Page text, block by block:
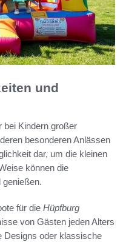
und
bei Kindern großer
besonderen Anlässen
dar, um die kleinen
können die
genießen.
für die Hüpfburg
von Gästen jeden Alters
Designs oder klassische